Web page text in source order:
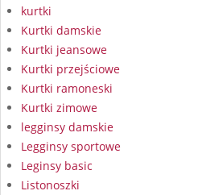
kurtki
Kurtki damskie
Kurtki jeansowe
Kurtki przejściowe
Kurtki ramoneski
Kurtki zimowe
legginsy damskie
Legginsy sportowe
Leginsy basic
Listonoszki